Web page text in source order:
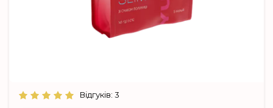
Відгуків: 3